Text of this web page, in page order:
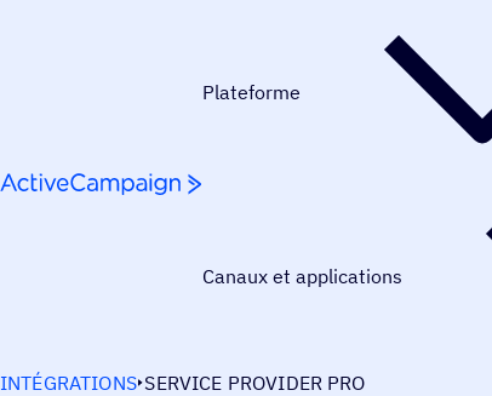
Plateforme
Canaux et applications
INTÉGRATIONS SERVICE PROVIDER PRO